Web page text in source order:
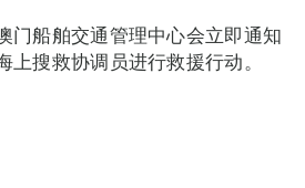
门船舶交通管理中心会立即通知
搜救协调员进行救援行动。